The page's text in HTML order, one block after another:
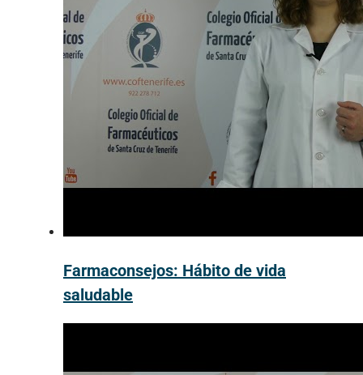
Farmaconsejos: Hábito de vida
saludable